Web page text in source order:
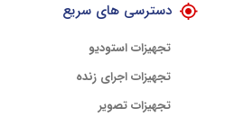
دسترسی های سریع
تجهیزات استودیو
تجهیزات اجرای زنده
تجهیزات تصویر